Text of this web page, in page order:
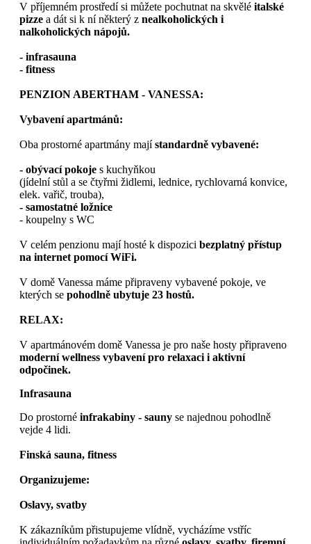
V příjemném prostředí si můžete pochutnat na skvělé italské
pizze a dát si k ní některý z nealkoholických i
nalkoholických nápojů.
- infrasauna
- fitness
PENZION ABERTHAM - VANESSA:
Vybavení apartmánů:
Oba prostorné apartmány majístandardně vybavené:
- obývací pokoje s kuchyňkou
(jídelní stůl a se čtyřmi židlemi, lednice, rychlovarná konvice,
elek. vařič, trouba),
- samostatné ložnice
- koupelny s WC
V celém penzionu mají hosté k dispozici bezplatný přístup
na internet pomocí WiFi.
V domě Vanessa máme připraveny vybavené pokoje, ve
kterých se pohodlně ubytuje 23 hostů.
RELAX:
V apartmánovém domě Vanessa je pro naše hosty připraveno
moderní wellness vybavení pro relaxaci i aktivní
odpočinek.
Infrasauna
Do prostorné infrakabiny - sauny se najednou pohodlně
vejde 4 lidi.
Finská sauna, fitness
Organizujeme:
Oslavy, svatby
K zákazníkům přistupujeme vlídně, vycházíme vstříc